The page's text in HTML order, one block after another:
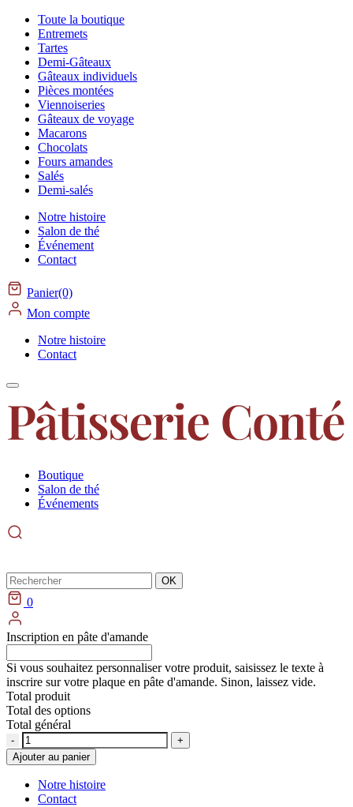
Toute la boutique
Entremets
Tartes
Demi-Gâteaux
Gâteaux individuels
Pièces montées
Viennoiseries
Gâteaux de voyage
Macarons
Chocolats
Fours amandes
Salés
Demi-salés
Notre histoire
Salon de thé
Événement
Contact
Panier(0)
Mon compte
Notre histoire
Contact
Boutique
Salon de thé
Événements
Rechercher OK
0
Inscription en pâte d'amande
Si vous souhaitez personnaliser votre produit, saisissez le texte à
inscrire sur votre plaque en pâte d'amande. Sinon, laissez vide.
Total produit
Total des options
Total général
Quantité
Ajouter au panier
Notre histoire
Contact